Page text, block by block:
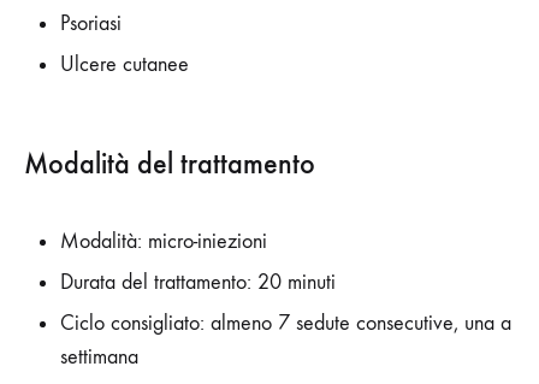
Psoriasi
Ulcere cutanee
Modalità del trattamento
Modalità: micro-iniezioni
Durata del trattamento: 20 minuti
Ciclo consigliato: almeno 7 sedute consecutive, una a
settimana